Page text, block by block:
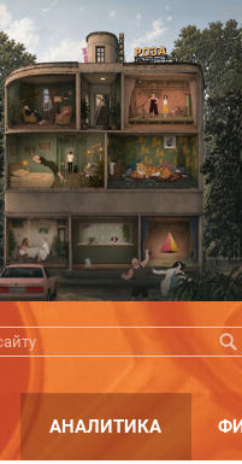
АНАЛИТИКА